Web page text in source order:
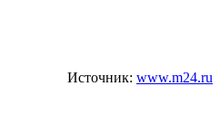
Источник: www.m24.ru